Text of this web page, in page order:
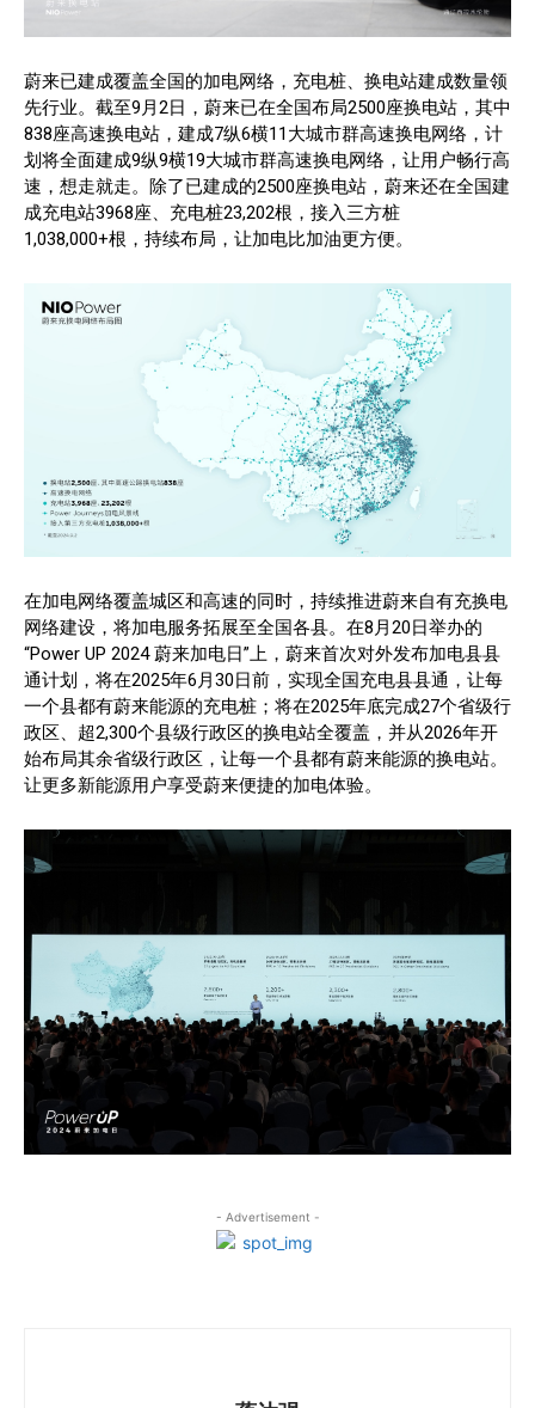
蔚来已建成覆盖全国的加电网络，充电桩、换电站建成数量领
先行业。截至9月2日，蔚来已在全国布局2500座换电站，其中
838座高速换电站，建成7纵6横11大城市群高速换电网络，计
划将全面建成9纵9横19大城市群高速换电网络，让用户畅行高
速，想走就走。除了已建成的2500座换电站，蔚来还在全国建
成充电站3968座、充电桩23,202根，接入三方桩
1,038,000+根，持续布局，让加电比加油更方便。
在加电网络覆盖城区和高速的同时，持续推进蔚来自有充换电
网络建设，将加电服务拓展至全国各县。在8月20日举办的
“Power UP 2024 蔚来加电日”上，蔚来首次对外发布加电县县
通计划，将在2025年6月30日前，实现全国充电县县通，让每
一个县都有蔚来能源的充电桩；将在2025年底完成27个省级行
政区、超2,300个县级行政区的换电站全覆盖，并从2026年开
始布局其余省级行政区，让每一个县都有蔚来能源的换电站。
让更多新能源用户享受蔚来便捷的加电体验。
- Advertisement -